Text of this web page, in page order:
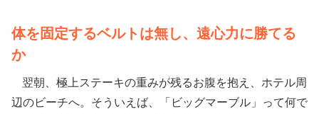
体を固定するベルトは無し、遠心力に勝てる
か
翌朝、極上ステーキの重みが残るお腹を抱え、ホテル周
辺のビーチへ。そういえば、「ビッグマーブル」って何で